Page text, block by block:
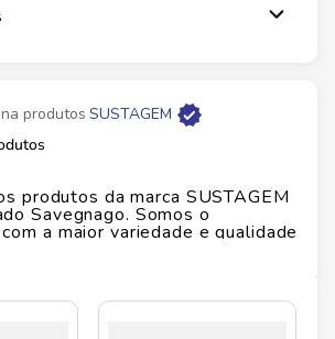
produtos SUSTAGEM
produtos da marca SUSTAGEM
Savegnago. Somos o
a maior variedade e qualidade
, confira abaixo: